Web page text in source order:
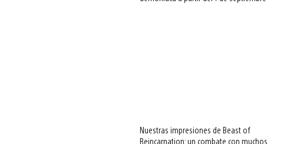
Nuestras impresiones de Beast of
Reincarnation: un combate con muchos